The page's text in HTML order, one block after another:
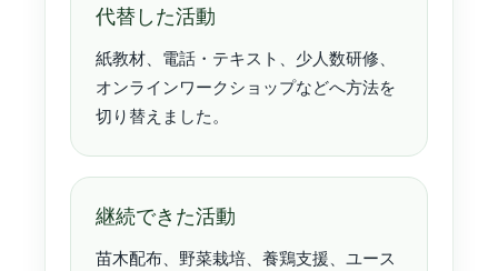
代替した活動
紙教材、電話・テキスト、少人数研修、
オンラインワークショップなどへ方法を
切り替えました。
継続できた活動
苗木配布、野菜栽培、養鶏支援、ユース